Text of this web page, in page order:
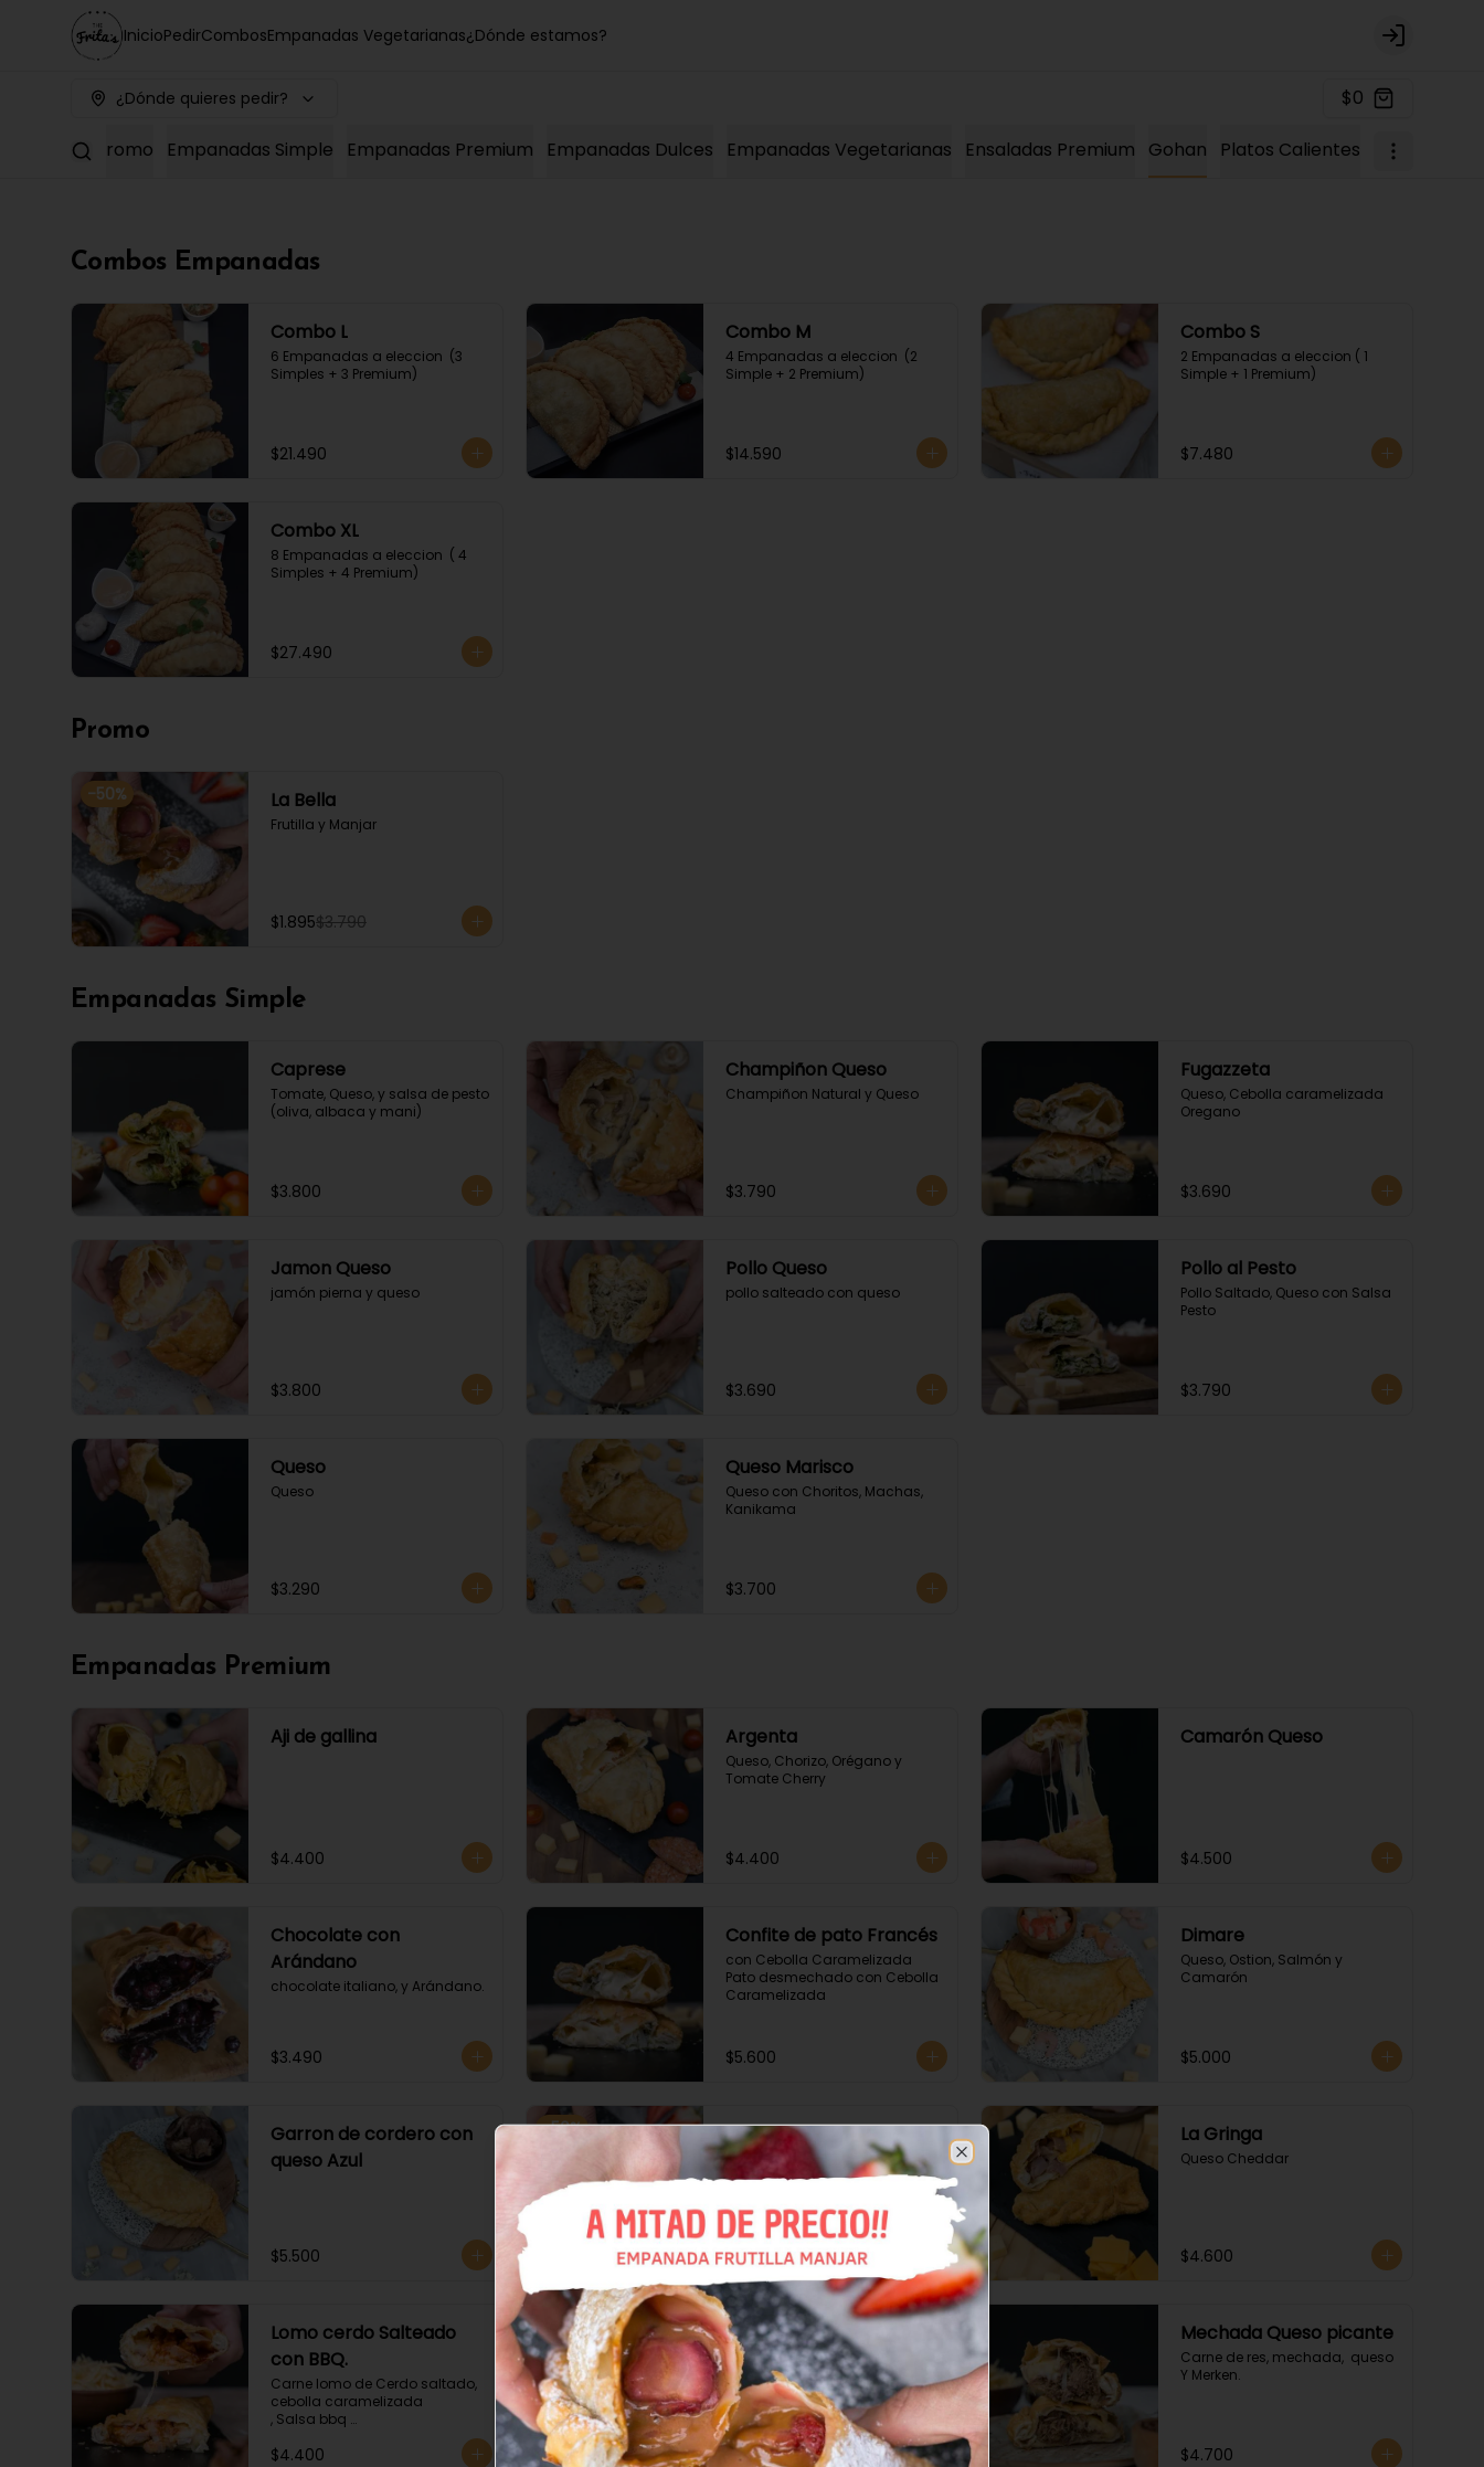
InicioPedirCombosEmpanadas Vegetarianas¿Dónde estamos? Login
¿Dónde quieres pedir? $0
Promo Empanadas Simple Empanadas Premium Empanadas Dulces Empanadas Vegetarianas Ensaladas Premium Gohan Platos Calientes
Combos Empanadas
Combo L
6 Empanadas a eleccion  (3
Simples + 3 Premium)
$21.490
Combo M
4 Empanadas a eleccion  (2
Simple + 2 Premium)
$14.590
Combo S
2 Empanadas a eleccion ( 1
Simple + 1 Premium)
$7.480
Combo XL
8 Empanadas a eleccion  ( 4
Simples + 4 Premium)
$27.490
Promo
-50% La Bella
Frutilla y Manjar
$1.895$3.790
Empanadas Simple
Caprese
Tomate, Queso, y salsa de pesto
(oliva, albaca y mani)
$3.800
Champiñon Queso
Champiñon Natural y Queso
$3.790
Fugazzeta
Queso, Cebolla caramelizada
Oregano
$3.690
Jamon Queso
jamón pierna y queso
$3.800
Pollo Queso
pollo salteado con queso
$3.690
Pollo al Pesto
Pollo Saltado, Queso con Salsa
Pesto
$3.790
Queso
Queso
$3.290
Queso Marisco
Queso con Choritos, Machas,
Kanikama
$3.700
Empanadas Premium
Aji de gallina
$4.400
Argenta
Queso, Chorizo, Orégano y
Tomate Cherry
$4.400
Camarón Queso
$4.500
Chocolate con
Arándano
chocolate italiano, y Arándano.
$3.490
Confite de pato Francés
con Cebolla Caramelizada
Pato desmechado con Cebolla
Caramelizada
$5.600
Dimare
Queso, Ostion, Salmón y
Camarón
$5.000
Garron de cordero con
queso Azul
$5.500
-50% La Bella
Frutilla y Manjar
$1.895$3.790
La Gringa
Queso Cheddar
$4.600
Lomo cerdo Salteado
con BBQ.
Carne lomo de Cerdo saltado,
cebolla caramelizada
, Salsa bbq
$4.400
Mechada Queso
$4.700
Mechada Queso picante
Carne de res, mechada,  queso
Y Merken.
$4.700
Close